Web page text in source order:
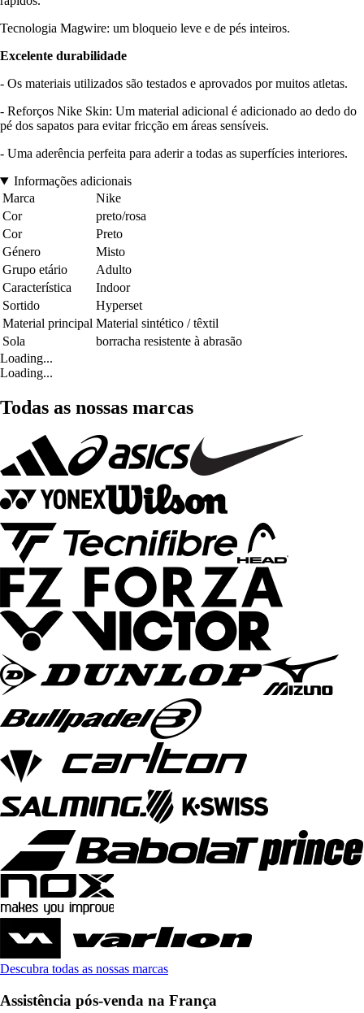
Tecnologia Magwire: um bloqueio leve e de pés inteiros.
Excelente durabilidade
- Os materiais utilizados são testados e aprovados por muitos atletas.
- Reforços Nike Skin: Um material adicional é adicionado ao dedo do
pé dos sapatos para evitar fricção em áreas sensíveis.
- Uma aderência perfeita para aderir a todas as superfícies interiores.
Informações adicionais
Marca
Nike
Cor
preto/rosa
Cor
Preto
Género
Misto
Grupo etário
Adulto
Característica
Indoor
Sortido
Hyperset
Material principal Material sintético / têxtil
Sola
borracha resistente à abrasão
Loading...
Loading...
Todas as nossas marcas
Descubra todas as nossas marcas
Assistência pós-venda na França